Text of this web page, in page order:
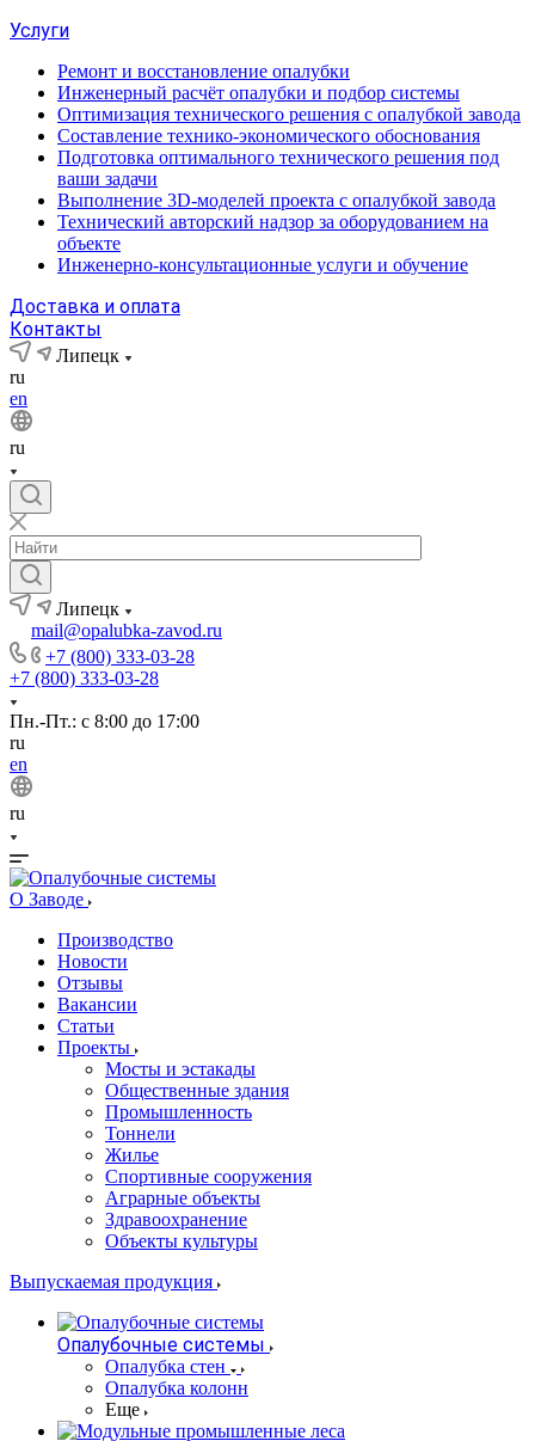
Услуги
Ремонт и восстановление опалубки
Инженерный расчёт опалубки и подбор системы
Оптимизация технического решения с опалубкой завода
Составление технико-экономического обоснования
Подготовка оптимального технического решения под
ваши задачи
Выполнение 3D-моделей проекта с опалубкой завода
Технический авторский надзор за оборудованием на
объекте
Инженерно-консультационные услуги и обучение
Доставка и оплата
Контакты
Липецк
ru
en
ru
Липецк
mail@opalubka-zavod.ru
+7 (800) 333-03-28
+7 (800) 333-03-28
Пн.-Пт.: с 8:00 до 17:00
ru
en
ru
О Заводе
Производство
Новости
Отзывы
Вакансии
Статьи
Проекты
Мосты и эстакады
Общественные здания
Промышленность
Тоннели
Жилье
Спортивные сооружения
Аграрные объекты
Здравоохранение
Объекты культуры
Выпускаемая продукция
Опалубочные системы
Опалубка стен
Опалубка колонн
Еще